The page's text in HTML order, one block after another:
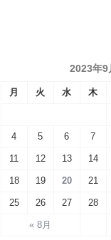
2023年9
月 火 水 木
« 8月
4 5 6 7
11 12 13 14
18 19 20 21
25 26 27 28